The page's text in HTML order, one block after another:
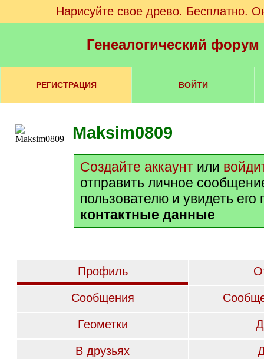
Нарисуйте свое древо. Бесплатно.
Генеалогический
РЕГИСТРАЦИЯ ВОЙТИ
Maksim0809
Создайте аккаунт или
отправить личное
пользователю и увидеть его
контактные данные
Профиль
Сообщения
Геометки
В друзьях